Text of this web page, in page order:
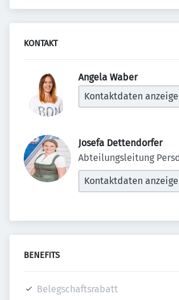
KONTAKT
Angela Waber
Kontaktdaten
Josefa Dettendorfer
Abteilungsleitung
Kontaktdaten
BENEFITS
Belegschaftsrabatt